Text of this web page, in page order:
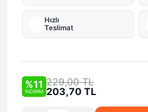
Hızlı
Teslimat
%11
İNDİRİM
229,00 TL
203,70 TL